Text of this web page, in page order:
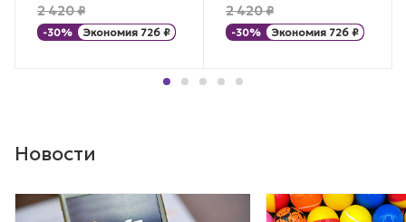
2 420₽
-30% Экономия 726 ₽
2 420₽
-30% Экономия 726 ₽
Новости